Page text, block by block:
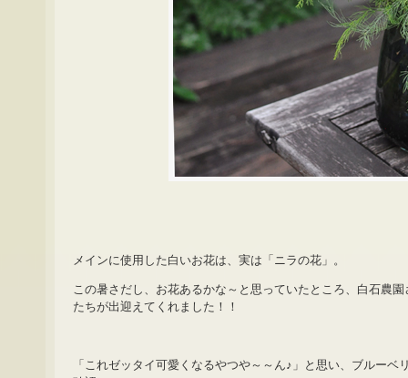
メインに使用した白いお花は、実は「ニラの花」。
この暑さだし、お花あるかな～と思っていたところ、白石農
たちが出迎えてくれました！！
「これゼッタイ可愛くなるやつや～～ん♪」と思い、ブルー